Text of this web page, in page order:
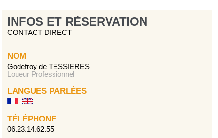
INFOS ET RÉSERVATION
CONTACT DIRECT
NOM
Godefroy de TESSIERES
Loueur Professionnel
LANGUES PARLÉES
TÉLÉPHONE
06.23.14.62.55